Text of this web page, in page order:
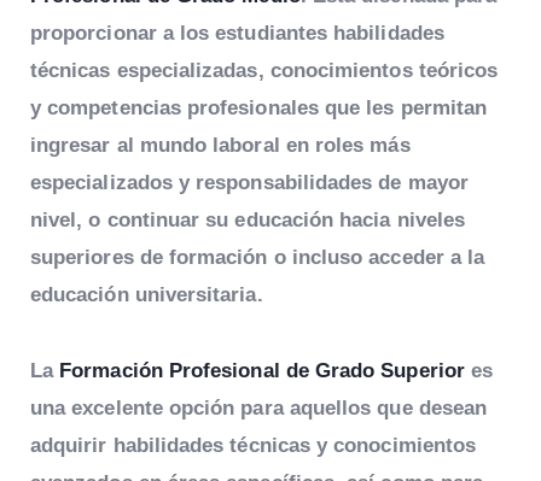
proporcionar a los estudiantes habilidades
técnicas especializadas, conocimientos teóricos
y competencias profesionales que les permitan
ingresar al mundo laboral en roles más
especializados y responsabilidades de mayor
nivel, o continuar su educación hacia niveles
superiores de formación o incluso acceder a la
educación universitaria.
La Formación Profesional de Grado Superiores
una excelente opción para aquellos que desean
adquirir habilidades técnicas y conocimientos